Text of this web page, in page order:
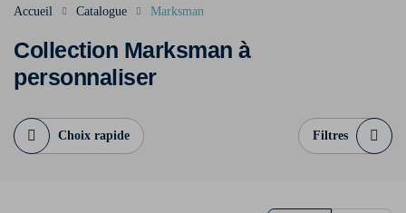
Collection Marksman à
personnaliser
Accueil Catalogue Marksman
Choix rapide Filtres